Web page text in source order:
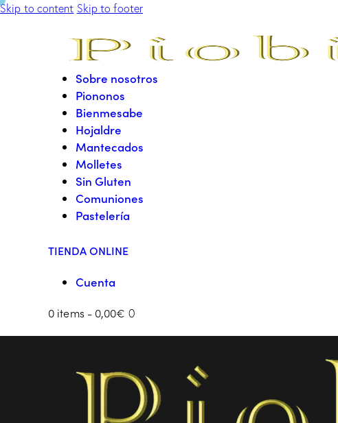
Skip to content Skip to footer
Sobre nosotros
Piononos
Bienmesabe
Hojaldre
Mantecados
Molletes
Sin Gluten
Comuniones
Pastelería
TIENDA ONLINE
Cuenta
0 items - 0,00€ 0